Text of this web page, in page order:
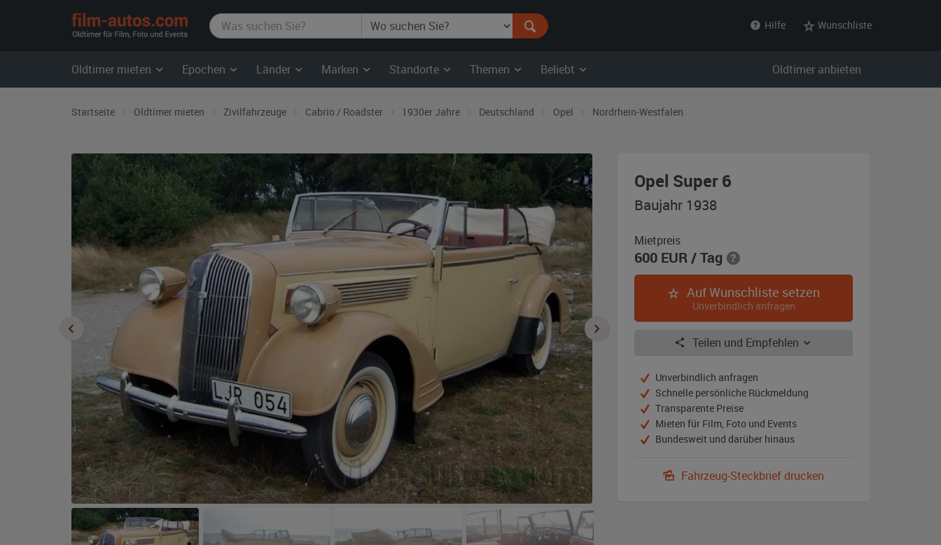
film-
autos.com
Hilfe Wunschliste
Oldtimer mieten Epochen Länder Marken Standorte Themen Beliebt Oldtimer anbieten
Startseite Oldtimer mieten Zivilfahrzeuge Cabrio / Roadster 1930er Jahre Deutschland Opel Nordrhein-Westfalen
Opel Super 6
Baujahr 1938
Mietpreis
600 EUR/ Tag
Auf Wunschliste setzen
Unverbindlich anfragen
Teilen und Empfehlen
Unverbindlich anfragen
Schnelle persönliche Rückmeldung
Transparente Preise
Mieten für Film, Foto und Events
Bundesweit und darüber hinaus
Fahrzeug-Steckbrief drucken